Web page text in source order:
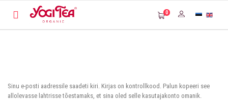
0
Sinu e-posti aadressile saadeti kiri. Kirjas on kontrollkood. Palun kopeeri see
allolevasse lahtrisse tõestamaks, et sina oled selle kasutajakonto omanik.